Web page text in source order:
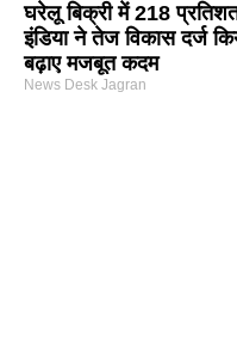
घरेलू बिक्री में 218
इंडिया ने तेज विकास दर्ज
बढ़ाए मजबूत कदम
News Desk Jagran